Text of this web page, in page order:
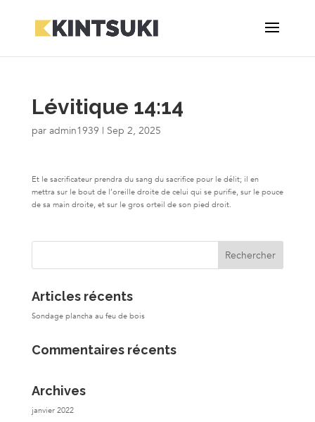
Lévitique 14:14
par admin1939 | Sep 2, 2025
Et le sacrificateur prendra du sang du sacrifice pour le délit; il en
mettra sur le bout de l’oreille droite de celui qui se purifie, sur le pouce
de sa main droite, et sur le gros orteil de son pied droit.
Articles récents
Sondage plancha au feu de bois
Commentaires récents
Archives
janvier 2022